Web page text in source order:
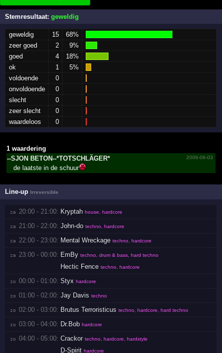
Stemresultaat:geweldig
geweldig 15
68%
zeer goed
2
9%
goed
4
18%
ok
1
5%
voldoende
0
onvoldoende
0
slecht
0
zeer slecht
0
waardeloos
0
1 waardering
--SJON BETON--*­TOTSCH­LÄGER*­
2006-06-03
de laatste in de schuur
Line-up Irreversible
za 20:00 - 21:00: Kryptah house, hardcore
za 21:00 - 22:00: John-do techno, hardcore
za 22:00 - 23:00: Mental Wreckage techno, hardcore
za 23:00 - 00:00: EmBy techno, drum & bass, hard techno
Hectic Fence techno, hardcore
zo 00:00 - 01:00: Styx hardcore
zo 01:00 - 02:00: Jay Davis techno
zo 02:00 - 03:00: Brutus Terroristicus techno, hardcore, hard techno
zo 03:00 - 04:00: Dr.Bob hardcore
zo 04:00 - 05:00: Crackor techno, hardcore, hardstyle
D-Spirit hardcore